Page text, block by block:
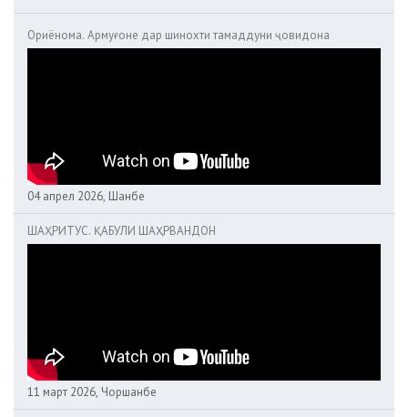
Ориёнома. Армуғоне дар шинохти тамаддуни ҷовидона
04 апрел 2026, Шанбе
ШАҲРИТУС. ҚАБУЛИ ШАҲРВАНДОН
11 март 2026, Чоршанбе